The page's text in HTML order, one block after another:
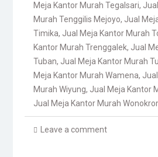
Meja Kantor Murah Tegalsari,
Murah Tenggilis Mejoyo, Jual
Timika, Jual Meja Kantor Murah
Kantor Murah Trenggalek, Jual
Tuban, Jual Meja Kantor Murah
Meja Kantor Murah Wamena,
Murah Wiyung, Jual Meja Kantor
Jual Meja Kantor Murah
Leave a comment